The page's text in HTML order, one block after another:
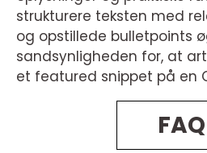
strukturere teksten med
og opstillede bulletpoints
sandsynligheden for, at
et featured snippet på en
FAQ